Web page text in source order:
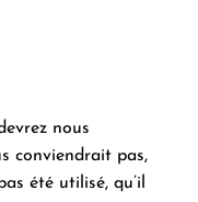
nous
conviendrait pas,
été utilisé, qu’il